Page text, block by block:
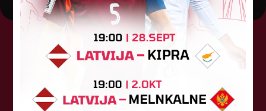
Tehniskais sponsors